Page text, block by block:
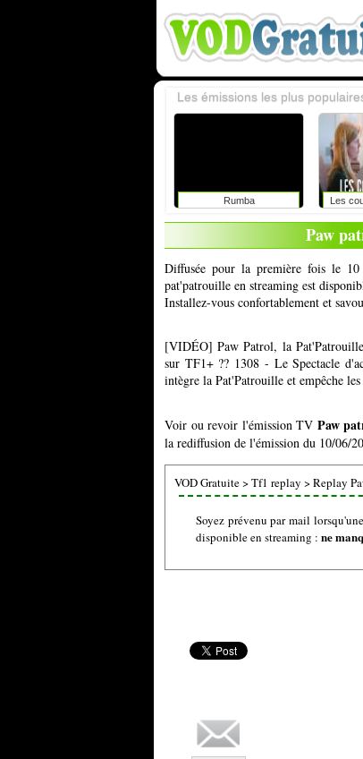
Rumba Les
Les émissions les plus
Paw
Diffusée pour la première fois le
pat'patrouille en streaming est
Installez-vous confortablement et
[VIDÉO] Paw Patrol, la
sur TF1+ ?? 1308 - Le Spectacle
intègre la Pat'Patrouille et empêche
Voir ou revoir l'émission TV Paw
la rediffusion de l'émission du 10/06/
VOD Gratuite>Tf1 replay >Replay
Soyez prévenu par mail
disponible en streaming : ne